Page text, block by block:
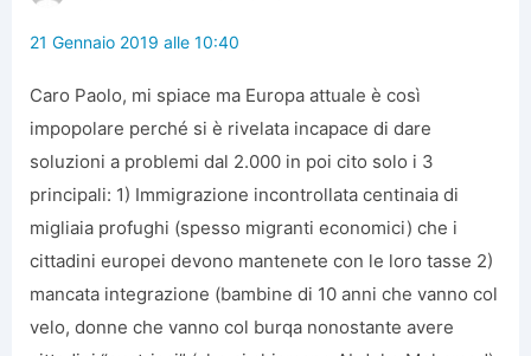
21 Gennaio 2019 alle 10:40
Caro Paolo, mi spiace ma Europa attuale è così
impopolare perché si è rivelata incapace di dare
soluzioni a problemi dal 2.000 in poi cito solo i 3
principali: 1) Immigrazione incontrollata centinaia di
migliaia profughi (spesso migranti economici) che i
cittadini europei devono mantenete con le loro tasse 2)
mancata integrazione (bambine di 10 anni che vanno col
velo, donne che vanno col burqa nonostante avere